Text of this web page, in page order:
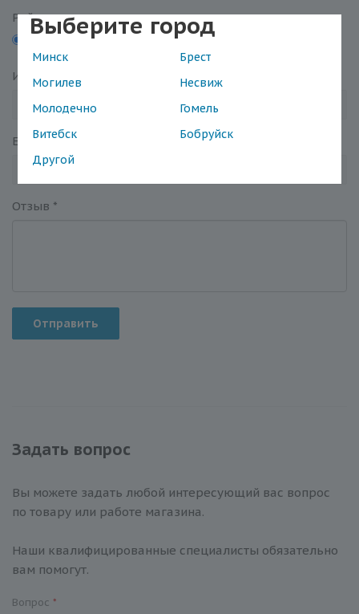
Выберите город
Минск
Брест
Могилев
Несвиж
Молодечно
Гомель
Витебск
Бобруйск
Другой
Рейтинг
Имя *
Email*
Отзыв *
Отправить
Задать вопрос
Вы можете задать любой интересующий вас вопрос
по товару или работе магазина.
Наши квалифицированные специалисты обязательно
вам помогут.
Вопрос *